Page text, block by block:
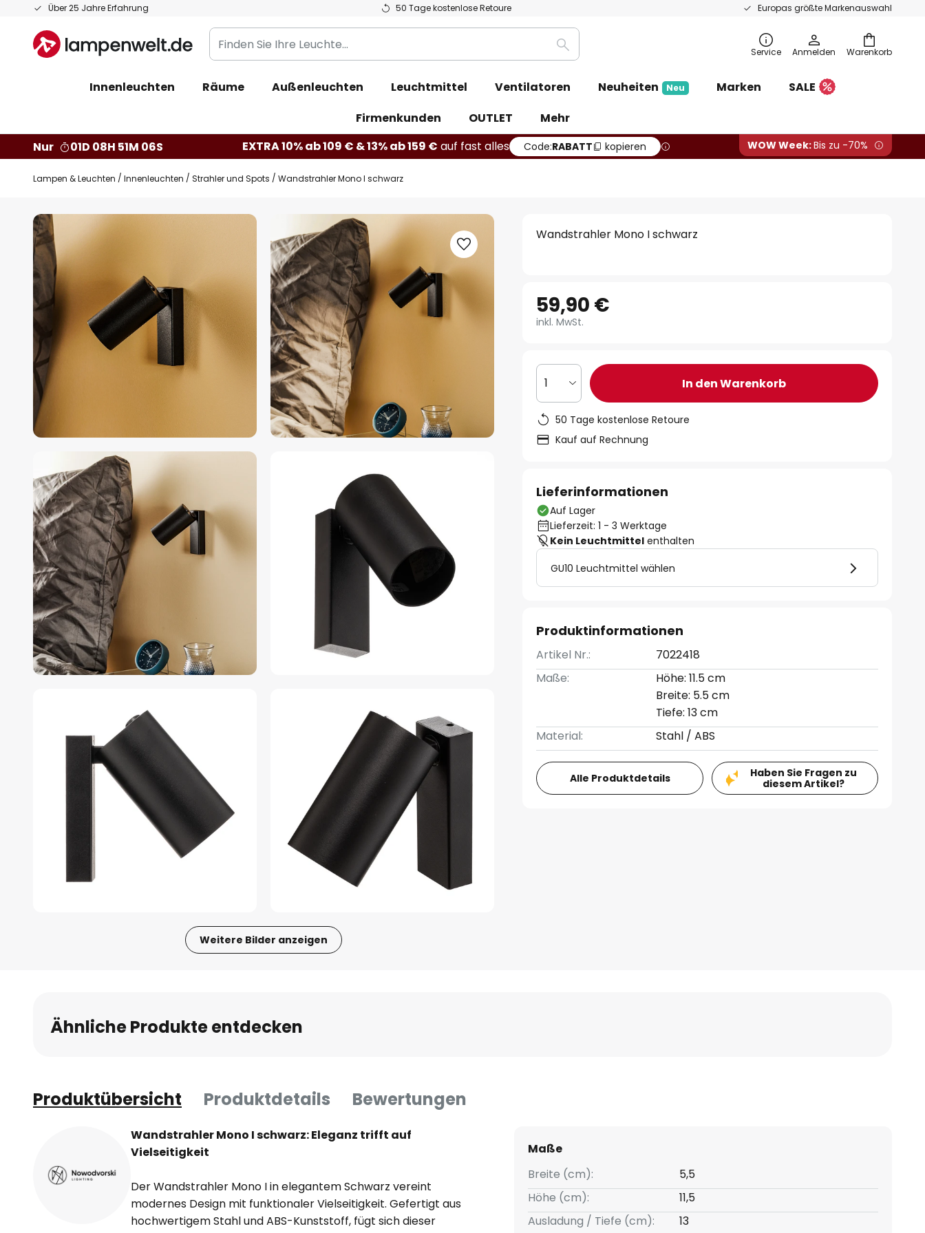
Über 25 Jahre Erfahrung 50 Tage kostenlose Retoure Europas größte Markenauswahl
Zum
springen
Warenkorb
Finden
Sie
Leuchte...
Suche Service Anmelden
Innenleuchten Räume Außenleuchten Leuchtmittel Ventilatoren Neuheiten Neu Marken
SALE
Firmenkunden
OUTLET
Mehr
Nur
01D 08H 51M 05S EXTRA 10% ab 109 € & 13% ab 159 € auf fast alles Code:RABATT kopieren WOW Week:Bis zu -70%
Lampen & Leuchten Innenleuchten Strahler und Spots Wandstrahler Mono I schwarz
Zum
Ende
der
Bildgalerie
springen
Weitere Bilder anzeigen
Bildgalerie
springen
Wandstrahler Mono I schwarz
59,90 €
inkl. MwSt.
1 In den Warenkorb
50 Tage kostenlose Retoure
Kauf auf Rechnung
Lieferinformationen
Auf Lager
Lieferzeit: 1 - 3 Werktage
Kein Leuchtmittel enthalten
GU10 Leuchtmittel wählen
Produktinformationen
Artikel Nr.:
7022418
Maße:
Höhe: 11.5 cm
Breite: 5.5 cm
Tiefe: 13 cm
Material:
Stahl / ABS
Alle Produktdetails
Haben Sie Fragen zu
diesem Artikel?
Ähnliche Produkte entdecken
Produktübersicht Produktdetails Bewertungen
Wandstrahler Mono I schwarz: Eleganz trifft auf
Vielseitigkeit
Der Wandstrahler Mono I in elegantem Schwarz vereint
modernes Design mit funktionaler Vielseitigkeit. Gefertigt aus
hochwertigem Stahl und ABS-Kunststoff, fügt sich dieser
Maße
Breite (cm):
5,5
Höhe (cm):
11,5
Ausladung / Tiefe (cm):
13